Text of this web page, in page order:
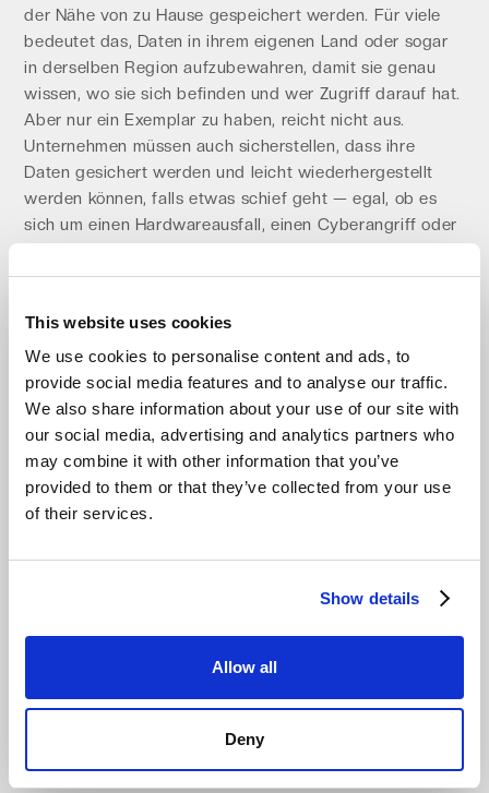
This website uses cookies
We use cookies to personalise content and ads, to
provide social media features and to analyse our traffic.
We also share information about your use of our site with
our social media, advertising and analytics partners who
may combine it with other information that you’ve
provided to them or that they’ve collected from your use
of their services.
Show details
Allow all
Deny
der Nähe von zu Hause gespeichert werden. Für viele
bedeutet das, Daten in ihrem eigenen Land oder sogar
in derselben Region aufzubewahren, damit sie genau
wissen, wo sie sich befinden und wer Zugriff darauf hat.
Aber nur ein Exemplar zu haben, reicht nicht aus.
Unternehmen müssen auch sicherstellen, dass ihre
Daten gesichert werden und leicht wiederhergestellt
werden können, falls etwas schief geht — egal, ob es
sich um einen Hardwareausfall, einen Cyberangriff oder
Aus diesem Grund werden Hybrid-Cloud-Lösungen zum
Kontrolle und schnellen Zugriff) mit Cloud-basierten
Backups (für Sicherheit und Flexibilität). Es ist das
Beste aus beiden Welten: schnell, sicher und immer
verfügbar.
Lesen Sie mehr über Datensouveränität in der Cloud:
Europas Antwort auf die Abhängigkeit von
Technologiegiganten — Aufbau sicherer und souveräner
Clouds
Zukunftsfähige Cloud, gebaut für
Mit Impossible Cloud erhalten Sie nicht nur einen
Speicheranbieter, sondern einen Partner, der für die
sicherzustellen, dass Sie auf die Cloud-Trends von 2025
Unsere Lösung lautet: